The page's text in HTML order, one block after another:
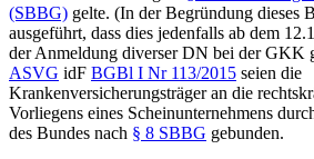
(SBBG) gelte. (In der Begründung dieses
ausgeführt, dass dies jedenfalls ab dem
der Anmeldung diverser DN bei der GKK
ASVG idF BGBl I Nr 113/2015 seien die
Krankenversicherungsträger an die
Vorliegens eines Scheinunternehmens
des Bundes nach § 8 SBBG gebunden.